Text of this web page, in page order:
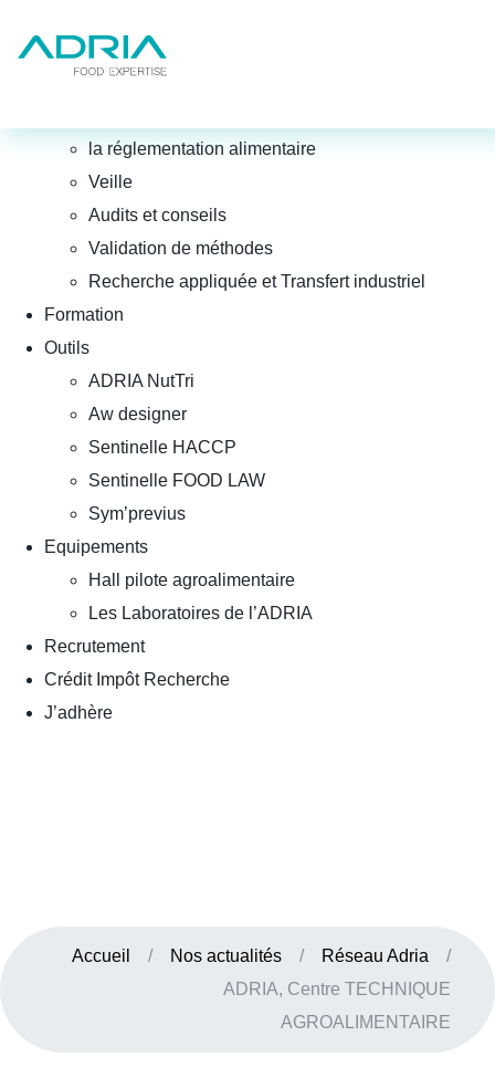
Domaines d’expertise
Gestion & Maîtrise des risques microbiologiques
la réglementation alimentaire
Veille
Audits et conseils
Validation de méthodes
Recherche appliquée et Transfert industriel
Formation
Outils
ADRIA NutTri
Aw designer
Sentinelle HACCP
Sentinelle FOOD LAW
Sym’previus
Equipements
Hall pilote agroalimentaire
Les Laboratoires de l’ADRIA
Recrutement
Crédit Impôt Recherche
J’adhère
Accueil / Nos actualités / Réseau Adria
/
ADRIA, Centre TECHNIQUE
AGROALIMENTAIRE